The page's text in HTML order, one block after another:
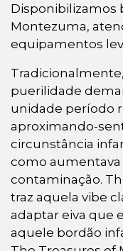
Disponibilizamos
Montezuma,
equipamentos
puerilidade
unidade período
aproximando-
circunstância
como
contaminação.
traz aquela vibe
adaptar eiva que
aquele bordão